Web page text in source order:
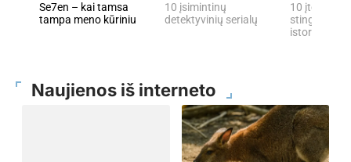
Se7en – kai tamsa
tampa meno kūriniu
10 įsimintinų
detektyvinių serialų
10 įtemptų,
stingdančių
istorijų
Naujienos iš interneto